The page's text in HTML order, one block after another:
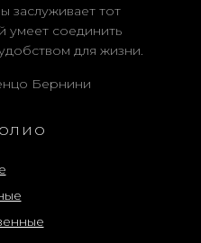
заслуживает тот
умеет соединить
для жизни.
Бернини